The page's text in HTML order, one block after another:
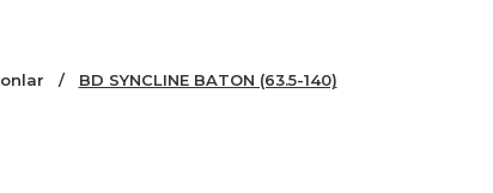
BD SYNCLINE BATON (63.5-140)